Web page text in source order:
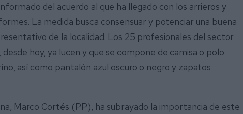
del acuerdo al que ha llegado con los arrieros y
La medida busca consensuar y potenciar una buena
de la localidad. Los 25 profesionales del sector
hoy, ya lucen y que se compone de camisa o polo
así como pantalón azul oscuro o negro y zapatos
Marco Cortés (PP), ha subrayado la importancia de este